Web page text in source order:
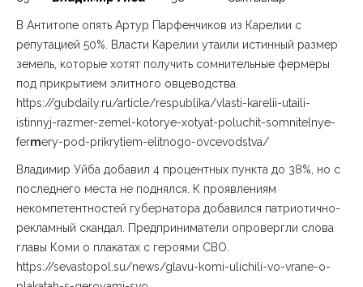
В Антитопе опять Артур Парфенчиков из Карелии с
репутацией 50%. Власти Карелии утаили истинный размер
земель, которые хотят получить сомнительные фермеры
под прикрытием элитного овцеводства.
https://gubdaily.ru/article/respublika/vlasti-karelii-utaili-
istinnyj-razmer-zemel-kotorye-xotyat-poluchit-somnitelnye-
fermery-pod-prikrytiem-elitnogo-ovcevodstva/
Владимир Уйба добавил 4 процентных пункта до 38%, но с
последнего места не поднялся. К проявлениям
некомпетентностей губернатора добавился патриотично-
рекламный скандал. Предприниматели опровергли слова
главы Коми о плакатах с героями СВО.
https://sevastopol.su/news/glavu-komi-ulichili-vo-vrane-o-